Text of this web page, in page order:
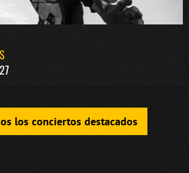
los conciertos destacados